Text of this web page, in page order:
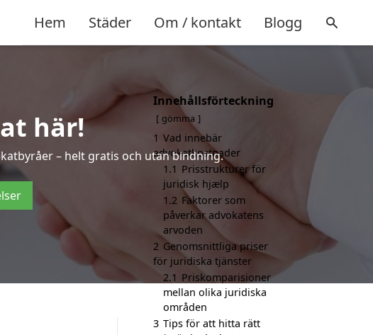
Hem Städer Om / kontakt Blogg
här!
– helt gratis och utan bindning.
Innehållsförteckning
gömma
1 Vad innebär
advokatkostnader
1.1 Prisstrukturer för
juridisk hjælp
1.2 Faktorer som
påverkar advokatens
arvoden
2 Genomsnittliga priser
för juridiska tjänster
2.1 Priskomparisioner
mellan olika juridiska
områden
3 Tips för att hitta rätt